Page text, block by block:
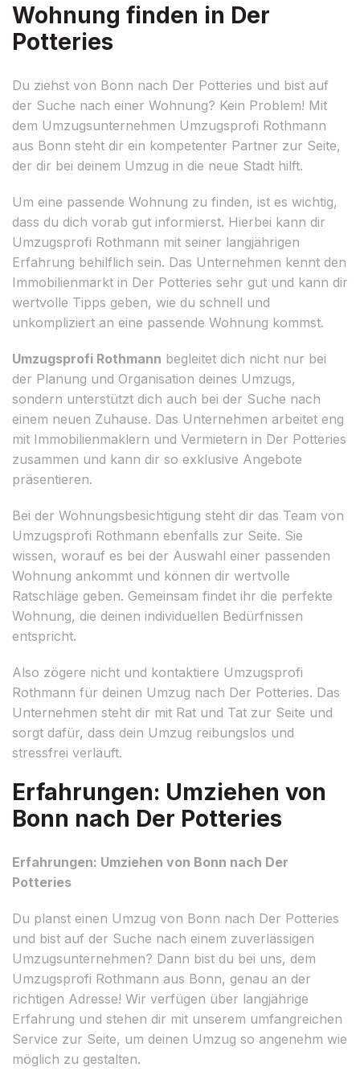
Wohnung finden in Der
Potteries
Du ziehst von Bonn nach Der Potteries und bist auf
der Suche nach einer Wohnung? Kein Problem! Mit
dem Umzugsunternehmen Umzugsprofi Rothmann
aus Bonn steht dir ein kompetenter Partner zur Seite,
der dir bei deinem Umzug in die neue Stadt hilft.
Um eine passende Wohnung zu finden, ist es wichtig,
dass du dich vorab gut informierst. Hierbei kann dir
Umzugsprofi Rothmann mit seiner langjährigen
Erfahrung behilflich sein. Das Unternehmen kennt den
Immobilienmarkt in Der Potteries sehr gut und kann dir
wertvolle Tipps geben, wie du schnell und
unkompliziert an eine passende Wohnung kommst.
Umzugsprofi Rothmann begleitet dich nicht nur bei
der Planung und Organisation deines Umzugs,
sondern unterstützt dich auch bei der Suche nach
einem neuen Zuhause. Das Unternehmen arbeitet eng
mit Immobilienmaklern und Vermietern in Der Potteries
zusammen und kann dir so exklusive Angebote
präsentieren.
Bei der Wohnungsbesichtigung steht dir das Team von
Umzugsprofi Rothmann ebenfalls zur Seite. Sie
wissen, worauf es bei der Auswahl einer passenden
Wohnung ankommt und können dir wertvolle
Ratschläge geben. Gemeinsam findet ihr die perfekte
Wohnung, die deinen individuellen Bedürfnissen
entspricht.
Also zögere nicht und kontaktiere Umzugsprofi
Rothmann für deinen Umzug nach Der Potteries. Das
Unternehmen steht dir mit Rat und Tat zur Seite und
sorgt dafür, dass dein Umzug reibungslos und
stressfrei verläuft.
Erfahrungen: Umziehen von
Bonn nach Der Potteries
Erfahrungen: Umziehen von Bonn nach Der
Potteries
Du planst einen Umzug von Bonn nach Der Potteries
und bist auf der Suche nach einem zuverlässigen
Umzugsunternehmen? Dann bist du bei uns, dem
Umzugsprofi Rothmann aus Bonn, genau an der
richtigen Adresse! Wir verfügen über langjährige
Erfahrung und stehen dir mit unserem umfangreichen
Service zur Seite, um deinen Umzug so angenehm wie
möglich zu gestalten.